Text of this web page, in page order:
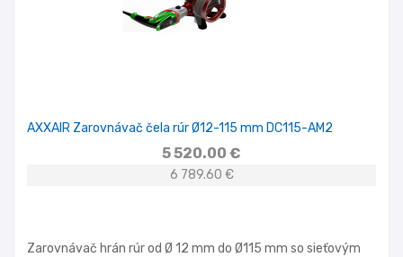
AXXAIR Zarovnávač čela rúr Ø12-115 mm DC115-AM2
5 520.00 €
6 789.60 €
Zarovnávač hrán rúr od Ø 12 mm do Ø115 mm so sieťovým